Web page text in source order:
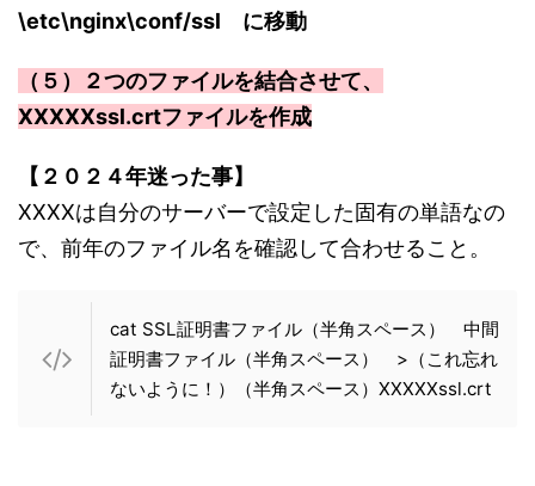
\etc\nginx\conf/ssl に移動
（５）２つのファイルを結合させて、
XXXXXssl.crtファイルを作成
【２０２４年迷った事】
XXXXは自分のサーバーで設定した固有の単語なの
で、前年のファイル名を確認して合わせること。
cat SSL証明書ファイル（半角スペース） 中間
証明書ファイル（半角スペース） >（これ忘れ
ないように！）（半角スペース）XXXXXssl.crt